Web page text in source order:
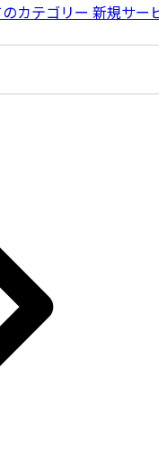
カテゴリー 新規サー